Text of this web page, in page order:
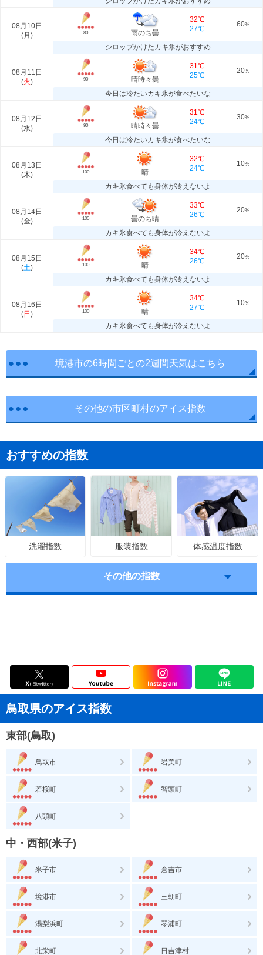
08月10日
(月 ) 80 雨のち曇
32℃
27℃
60%
シロップかけたカキ氷がおすすめ
08月11日
(火) 90 晴時々曇
31℃
25℃
20%
今日は冷たいカキ氷が食べたいな
08月12日
(水) 90 晴時々曇
31℃
24℃
30%
今日は冷たいカキ氷が食べたいな
08月13日
(木) 100 晴
32℃
24℃
10%
カキ氷食べても身体が冷えないよ
08月14日
(金) 100 曇のち晴
33℃
26℃
20%
カキ氷食べても身体が冷えないよ
08月15日
(土) 100 晴
34℃
26℃
20%
カキ氷食べても身体が冷えないよ
08月16日
(日 ) 100 晴
34℃
27℃
10%
カキ氷食べても身体が冷えないよ
境港市の6時間ごとの2週間天気はこちら
その他の市区町村のアイス指数
おすすめの指数
洗濯指数 服装指数 体感温度指数
その他の指数
鳥取県のアイス指数
東部(鳥取)
鳥取市 岩美町
若桜町 智頭町
八頭町
中・西部(米子)
米子市 倉吉市
境港市 三朝町
湯梨浜町 琴浦町
北栄町 日吉津村